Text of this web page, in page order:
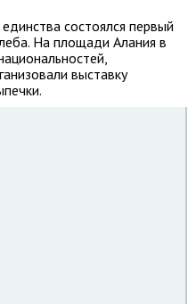
состоялся первый
На площади Алания в
выставку